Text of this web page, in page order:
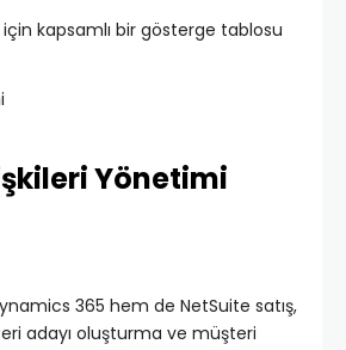
için kapsamlı bir gösterge tablosu
Yönetimi
365 hem de NetSuite satış,
adayı oluşturma ve müşteri